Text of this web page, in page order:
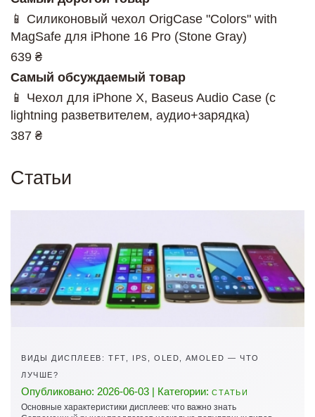
📱 Силиконовый чехол OrigCase "Colors" with
MagSafe для iPhone 16 Pro (Stone Gray)
639 ₴
Самый обсуждаемый товар
📱 Чехол для iPhone X, Baseus Audio Case (с
lightning разветвителем, аудио+зарядка)
387 ₴
Статьи
ВИДЫ ДИСПЛЕЕВ: TFT, IPS, OLED, AMOLED — ЧТО
ЛУЧШЕ?
Опубликовано: 2026-06-03 | Категории: СТАТЬИ
Основные характеристики дисплеев: что важно знать